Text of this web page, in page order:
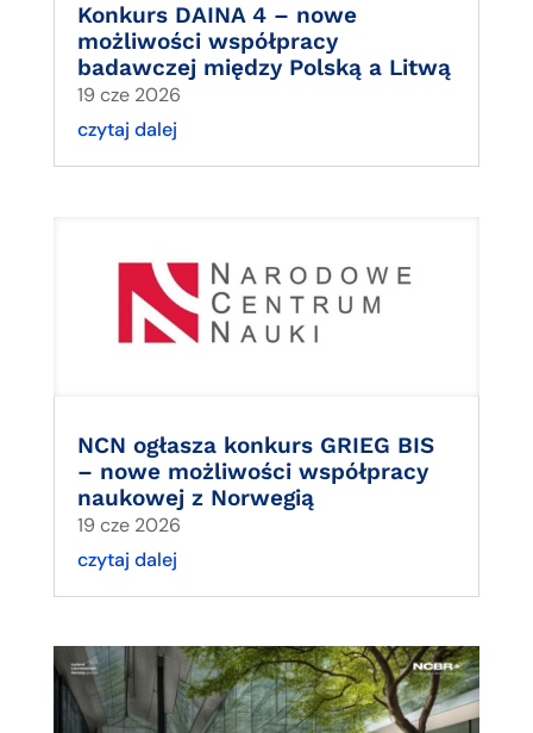
Konkurs DAINA 4 – nowe
możliwości współpracy
badawczej między Polską a Litwą
19 cze 2026
czytaj dalej
NCN ogłasza konkurs GRIEG BIS
– nowe możliwości współpracy
naukowej z Norwegią
19 cze 2026
czytaj dalej